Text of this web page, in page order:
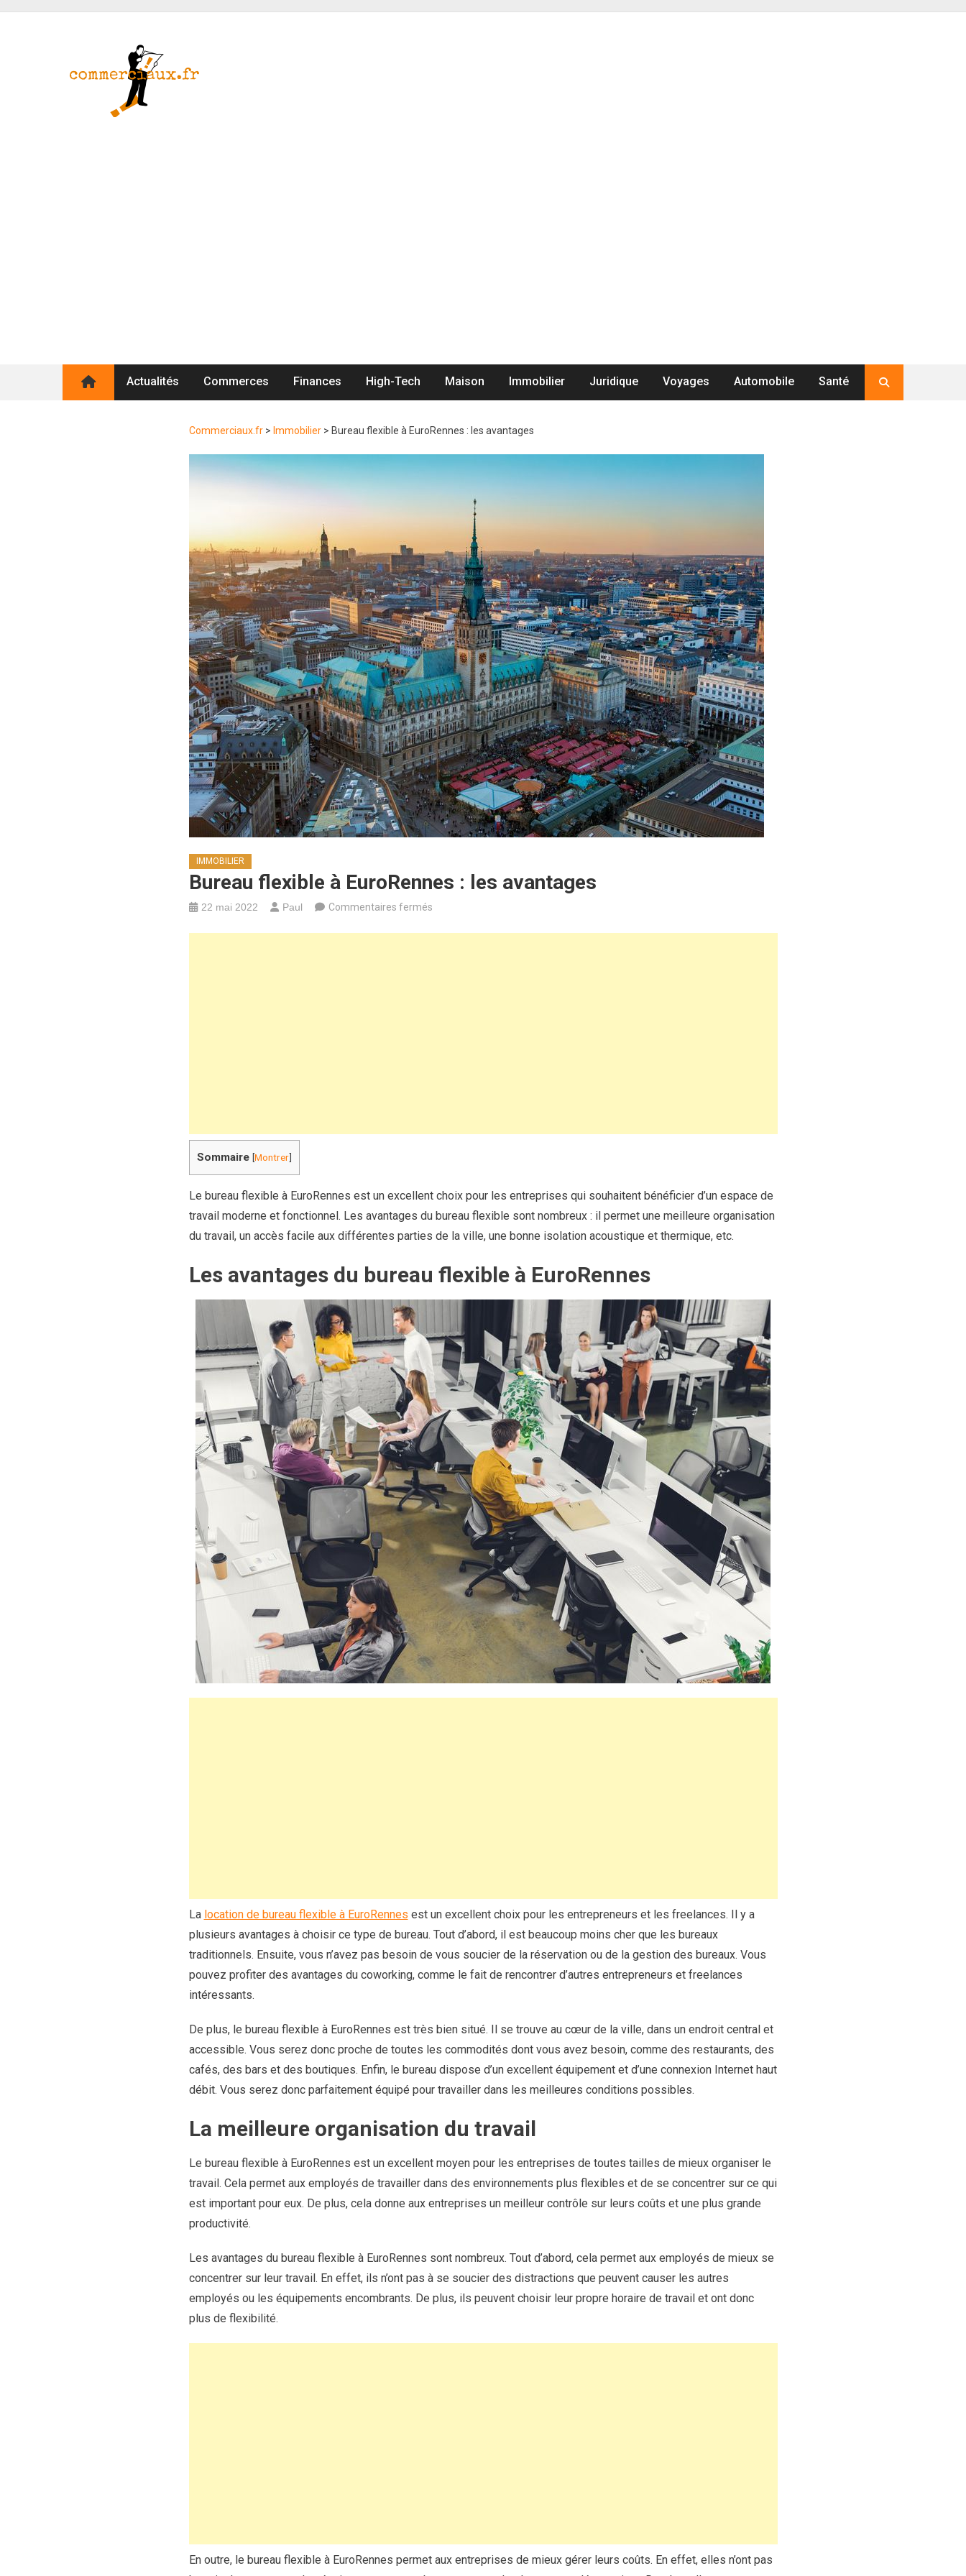
Actualités Commerces Finances High-Tech Maison Immobilier Juridique Voyages Automobile Santé
Commerciaux.fr> Immobilier> Bureau flexible à EuroRennes : les avantages
IMMOBILIER
Bureau flexible à EuroRennes : les avantages
22 mai 2022 Paul Commentaires ferméssur
Sommaire [Montrer]
Le bureau flexible à EuroRennes est un excellent choix pour les entreprises qui souhaitent bénéficier d’un espace de
travail moderne et fonctionnel. Les avantages du bureau flexible sont nombreux : il permet une meilleure organisation
du travail, un accès facile aux différentes parties de la ville, une bonne isolation acoustique et thermique, etc.
Les avantages du bureau flexible à EuroRennes
La location de bureau flexible à EuroRennes est un excellent choix pour les entrepreneurs et les freelances. Il y a
plusieurs avantages à choisir ce type de bureau. Tout d’abord, il est beaucoup moins cher que les bureaux
traditionnels. Ensuite, vous n’avez pas besoin de vous soucier de la réservation ou de la gestion des bureaux. Vous
pouvez profiter des avantages du coworking, comme le fait de rencontrer d’autres entrepreneurs et freelances
intéressants.
De plus, le bureau flexible à EuroRennes est très bien situé. Il se trouve au cœur de la ville, dans un endroit central et
accessible. Vous serez donc proche de toutes les commodités dont vous avez besoin, comme des restaurants, des
cafés, des bars et des boutiques. Enfin, le bureau dispose d’un excellent équipement et d’une connexion Internet haut
débit. Vous serez donc parfaitement équipé pour travailler dans les meilleures conditions possibles.
La meilleure organisation du travail
Le bureau flexible à EuroRennes est un excellent moyen pour les entreprises de toutes tailles de mieux organiser le
travail. Cela permet aux employés de travailler dans des environnements plus flexibles et de se concentrer sur ce qui
est important pour eux. De plus, cela donne aux entreprises un meilleur contrôle sur leurs coûts et une plus grande
productivité.
Les avantages du bureau flexible à EuroRennes sont nombreux. Tout d’abord, cela permet aux employés de mieux se
concentrer sur leur travail. En effet, ils n’ont pas à se soucier des distractions que peuvent causer les autres
employés ou les équipements encombrants. De plus, ils peuvent choisir leur propre horaire de travail et ont donc
plus de flexibilité.
En outre, le bureau flexible à EuroRennes permet aux entreprises de mieux gérer leurs coûts. En effet, elles n’ont pas